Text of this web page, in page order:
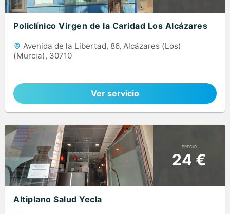
Policlínico Virgen de la Caridad Los Alcázares
Avenida de la Libertad, 86, Alcázares (Los)
(Murcia), 30710
Ver servicio
PRECIO
24 €
Altiplano Salud Yecla